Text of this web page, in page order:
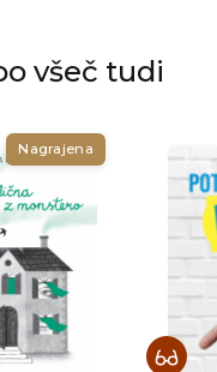
všeč tudi
Nagrajena